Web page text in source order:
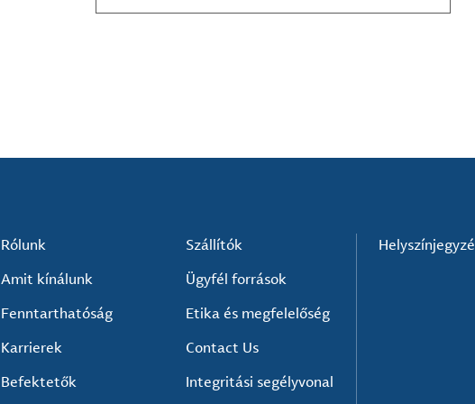
kompozit-anyag készítők és mások számára.
Rólunk
Amit kínálunk
Fenntarthatóság
Karrierek
Befektetők
Szállítók
Ügyfél források
Etika és megfelelőség
Contact Us
Integritási segélyvonal